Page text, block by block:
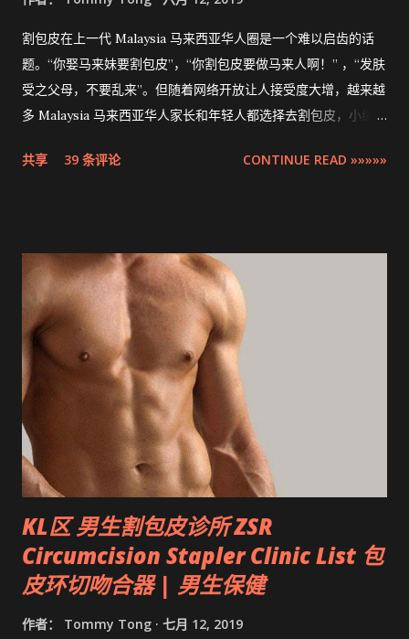
割包皮在上一代 Malaysia 马来西亚华人圈是一个难以启齿的话
题。“你娶马来妹要割包皮”，“你割包皮要做马来人啊！” ，“发肤
受之父母，不要乱来”。但随着网络开放让人接受度大增，越来越
多 Malaysia 马来西亚华人家长和年轻人都选择去割包皮，小编多
的是最先进，零出血，零缝针，15分钟快速完成的 ZSR
共享 39 条评论 CONTINUE READ »»»»»
KL区 男生割包皮诊所 ZSR
Circumcision Stapler Clinic List 包
皮环切吻合器 | 男生保健
作者： Tommy Tong 七月 12, 2019